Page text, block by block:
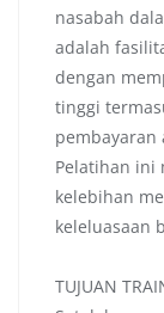
nasabah
adalah
dengan
tinggi
Pelatihan ini
kelebihan
keleluasaan
TUJUAN